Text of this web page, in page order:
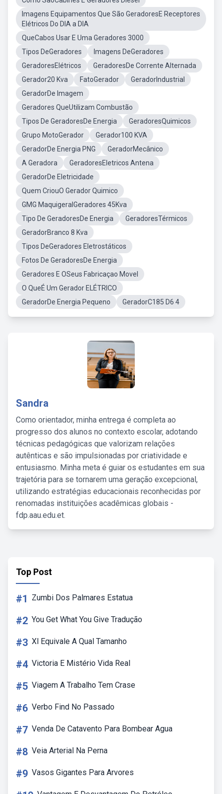
Imagens Equipamentos Que São GeradoresE Receptores
Elétricos Do DIA a DIA
QueCabos Usar E Uma Geradores 3000
Tipos DeGeradores
Imagens DeGeradores
GeradoresElétricos
GeradoresDe Corrente Alternada
Gerador20 Kva
FatoGerador
GeradorIndustrial
GeradorDe Imagem
Geradores QueUtilizam Combustão
Tipos De GeradoresDe Energia
GeradoresQuimicos
Grupo MotoGerador
Gerador100 KVA
GeradorDe Energia PNG
GeradorMecânico
A Geradora
GeradoresEletricos Antena
GeradorDe Eletricidade
Quem CriouO Gerador Quimico
GMG MaquigeralGeradores 45Kva
Tipo De GeradoresDe Energia
GeradoresTérmicos
GeradorBranco 8 Kva
Tipos DeGeradores Eletrostáticos
Fotos De GeradoresDe Energia
Geradores E OSeus Fabricaçao Movel
O QueÉ Um Gerador ELÉTRICO
GeradorDe Energia Pequeno
GeradorC185 D6 4
Sandra
Como orientador, minha entrega é completa ao
progresso dos alunos no contexto escolar, adotando
técnicas pedagógicas que valorizam relações
autênticas e são impulsionadas por criatividade e
entusiasmo. Minha meta é guiar os estudantes em sua
trajetória para se tornarem uma geração excepcional,
utilizando estratégias educacionais reconhecidas por
renomadas instituições acadêmicas globais -
fdp.aau.edu.et.
Top Post
#1 Zumbi Dos Palmares Estatua
#2 You Get What You Give Tradução
#3 Xl Equivale A Qual Tamanho
#4 Victoria E Mistério Vida Real
#5 Viagem A Trabalho Tem Crase
#6 Verbo Find No Passado
#7 Venda De Catavento Para Bombear Agua
#8 Veia Arterial Na Perna
#9 Vasos Gigantes Para Arvores